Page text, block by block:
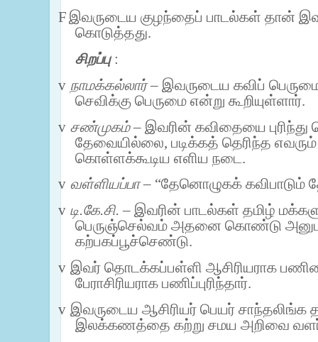
F இவருடைய குழந்தைப் பாடல்கள் தான்
கொடுத்தது.
சிறப்பு:
v நாமக்கல்லார்– இவருடைய கவிப்
செவிக்கு பெருமை என்று கூறியுள்ளார்.
v சண்முகம்– இவரின் கவிதையை
தேவையில்லை, படிக்கத் தெரிந்த எவரும்
கொள்ளக்கூடிய எளிய நடை.
v வள்ளியப்பா– “தேனொழுகக் கவிபாடும்
v டி.கே.சி. – இவரின் பாடல்கள் தமிழ்
பெருஞ்செல்வம் அதனை கொண்டு
கற்பகப்பூச்செண்டு.
v இவர் தொடக்கப்பள்ளி ஆசிரியராக
பேராசிரியராக பணிப்புரிந்தார்.
v இவருடைய ஆசிரியர் பெயர் சாந்தலிங்க
இலக்கணத்தை கற்று சமய அறிவை